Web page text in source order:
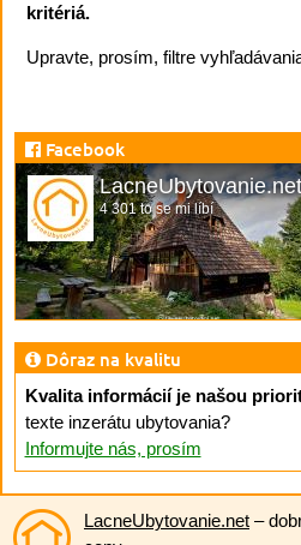
kritériá.
Upravte, prosím, filtre
Facebook
LacneUbytovanie.net
4 301 to se mi líbí
Dôraz na kvalitu
Kvalita informácií je našou
texte inzerátu ubytovania?
Informujte nás, prosím
LacneUbytovanie.net –